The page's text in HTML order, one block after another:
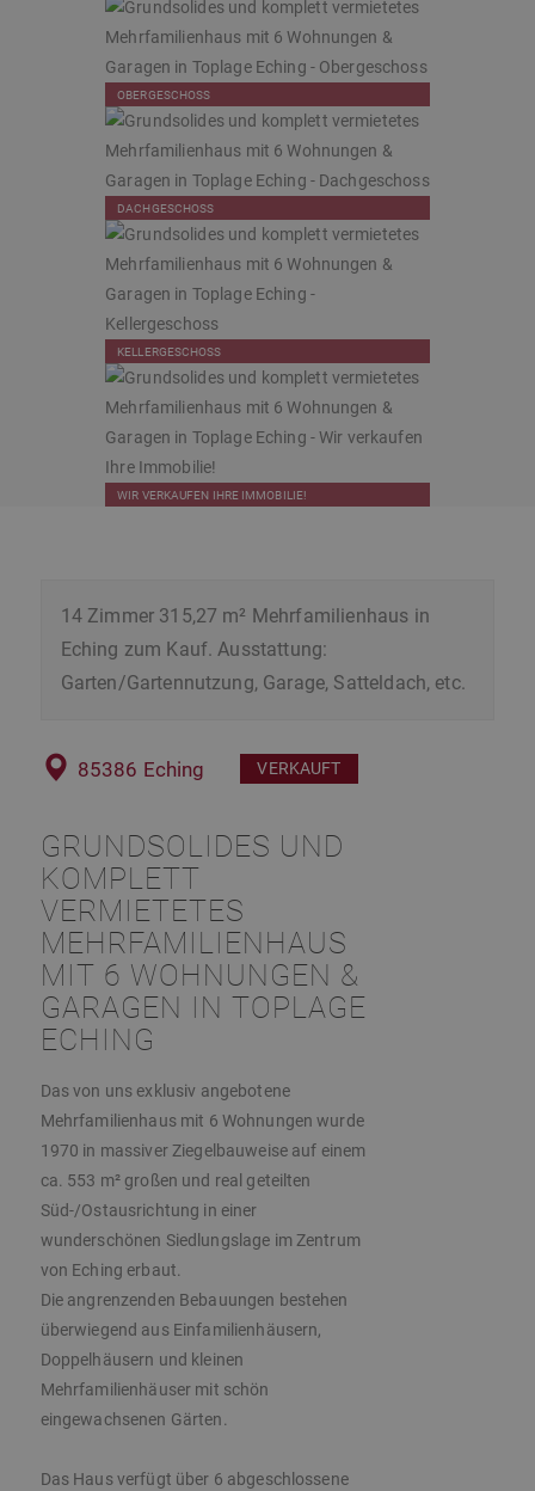
OBERGESCHOSS
DACHGESCHOSS
KELLERGESCHOSS
WIR VERKAUFEN IHRE IMMOBILIE!
14 Zimmer 315,27 m² Mehrfamilienhaus in
Eching zum Kauf. Ausstattung:
Garten/Gartennutzung, Garage, Satteldach, etc.
85386 Eching VERKAUFT
GRUNDSOLIDES UND
KOMPLETT
VERMIETETES
MEHRFAMILIENHAUS
MIT 6 WOHNUNGEN &
GARAGEN IN TOPLAGE
ECHING
Das von uns exklusiv angebotene
Mehrfamilienhaus mit 6 Wohnungen wurde
1970 in massiver Ziegelbauweise auf einem
ca. 553 m² großen und real geteilten
Süd-/Ostausrichtung in einer
wunderschönen Siedlungslage im Zentrum
von Eching erbaut.
Die angrenzenden Bebauungen bestehen
überwiegend aus Einfamilienhäusern,
Doppelhäusern und kleinen
Mehrfamilienhäuser mit schön
eingewachsenen Gärten.
Das Haus verfügt über 6 abgeschlossene